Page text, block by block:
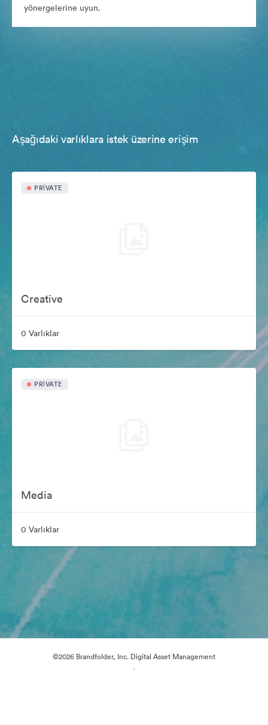
yönergelerine uyun.
Aşağıdaki varlıklara istek üzerine erişim
PRIVATE
Creative
0 Varlıklar
PRIVATE
Media
0 Varlıklar
©2026 Brandfolder, Inc. Digital Asset Management
·